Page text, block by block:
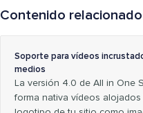
Contenido relacionado
Soporte para vídeos
medios
La versión 4.0 de All in One
forma nativa vídeos alojados